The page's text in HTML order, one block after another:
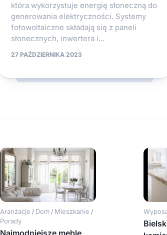
która wykorzystuje energię słoneczną do
generowania elektryczności. Systemy
fotowoltaiczne składają się z paneli
słonecznych, inwertera i...
27 PAŹDZIERNIKA 2023
Aranżacje / Dom / Mieszkanie /
Porady